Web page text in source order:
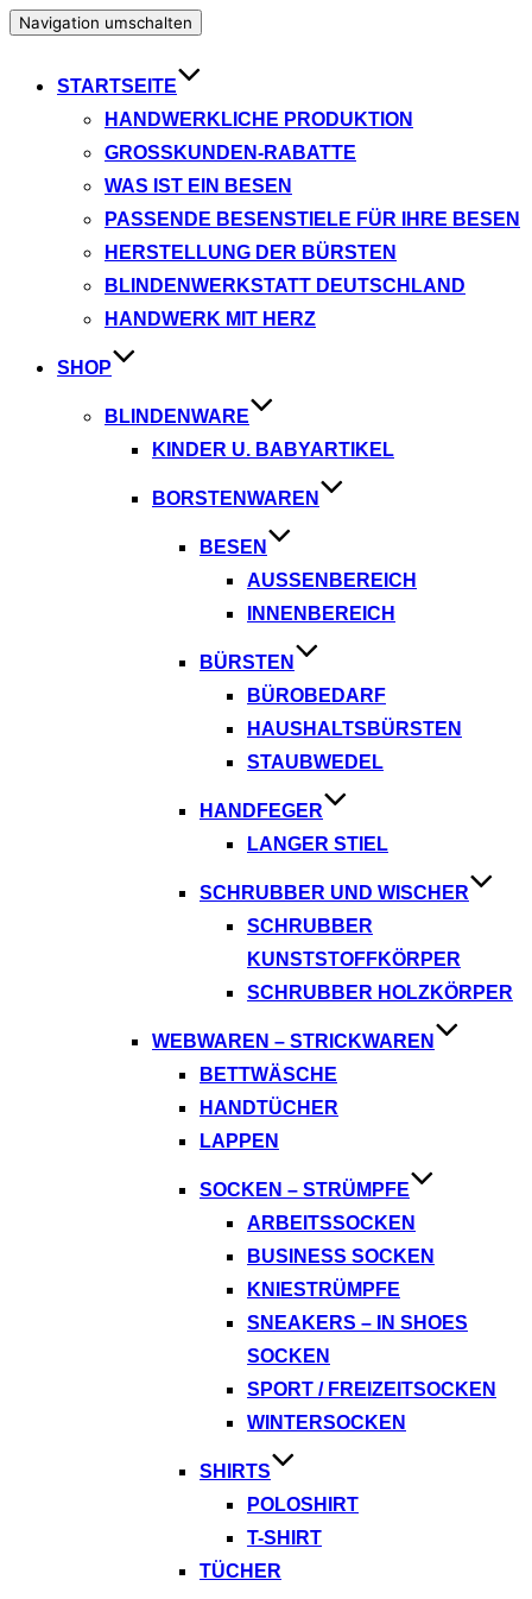
Navigation umschalten
STARTSEITE
HANDWERKLICHE PRODUKTION
GROSSKUNDEN-RABATTE
WAS IST EIN BESEN
PASSENDE BESENSTIELE FÜR IHRE BESEN
HERSTELLUNG DER BÜRSTEN
BLINDENWERKSTATT DEUTSCHLAND
HANDWERK MIT HERZ
SHOP
BLINDENWARE
KINDER U. BABYARTIKEL
BORSTENWAREN
BESEN
AUSSENBEREICH
INNENBEREICH
BÜRSTEN
BÜROBEDARF
HAUSHALTSBÜRSTEN
STAUBWEDEL
HANDFEGER
LANGER STIEL
SCHRUBBER UND WISCHER
SCHRUBBER
KUNSTSTOFFKÖRPER
SCHRUBBER HOLZKÖRPER
WEBWAREN – STRICKWAREN
BETTWÄSCHE
HANDTÜCHER
LAPPEN
SOCKEN – STRÜMPFE
ARBEITSSOCKEN
BUSINESS SOCKEN
KNIESTRÜMPFE
SNEAKERS – IN SHOES
SOCKEN
SPORT / FREIZEITSOCKEN
WINTERSOCKEN
SHIRTS
POLOSHIRT
T-SHIRT
TÜCHER